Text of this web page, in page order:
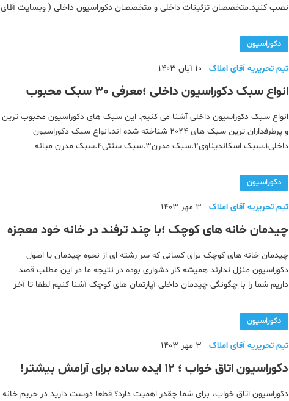
نصب کنید.متخصصان تزئینات داخلی و متخصصان دکوراسیون داخلی ( وبسایت آقای
دکوراسیون
تیم تحریریه آقای املاک 10 آبان 1403
انواع سبک دکوراسیون داخلی ؛معرفی 30 سبک محبوب
2024
انواع سبک دکوراسیون داخلی آشنا می کنیم. این سبک های دکوراسیون محبوب ترین
و پرطرفداران ترین سبک های 2024 شناخته شده اند.انواع سبک دکوراسیون
داخلی1.سبک اسکاندیناوی2.سبک مدرن3.سبک سنتی4.سبک مدرن میانه
ایتالیایی10.سبک وینتیج11.سبک ژاپنی12.استایل
دکوراسیون
تیم تحریریه آقای املاک 3 مهر 1403
چیدمان خانه های کوچک ؛با چند ترفند در خانه خود معجزه
چیدمان خانه های کوچک برای کسانی که سر رشته ای از نحوه چیدمان یا اصول
دکوراسیون منزل ندارند همیشه کار دشواری بوده در نتیجه ما در این مطلب قصد
داریم شما را با چگونگی چیدمان داخلی آپارتمان های کوچک آشنا کنیم لطفا تا آخر
های کوچک اپار
دکوراسیون
تیم تحریریه آقای املاک 3 مهر 1403
دکوراسیون اتاق خواب ؛ ۱۲ ایده ساده برای آرامش بیشتر!
دکوراسیون اتاق خواب، برای شما چقدر اهمیت دارد؟ قطعا دوست دارید در حریم خانه